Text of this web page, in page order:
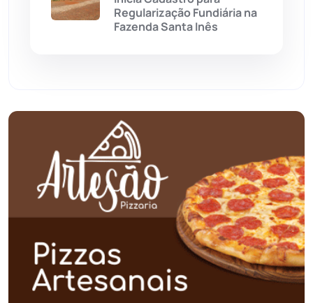
Planalto (59)
Poções
Polícia Civil (57)
(27)
Política (03)
Regularização Fundiária na
Fazenda Santa Inês